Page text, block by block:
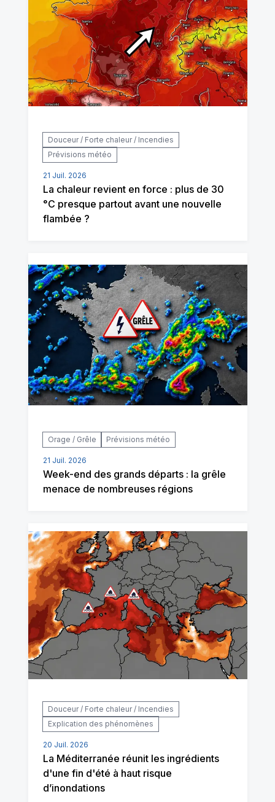
Douceur / Forte chaleur / Incendies
Prévisions météo
21 Juil. 2026
La chaleur revient en force : plus de 30
°C presque partout avant une nouvelle
flambée ?
Orage / Grêle Prévisions météo
21 Juil. 2026
Week-end des grands départs : la grêle
menace de nombreuses régions
Douceur / Forte chaleur / Incendies
Explication des phénomènes
20 Juil. 2026
La Méditerranée réunit les ingrédients
d'une fin d'été à haut risque
d’inondations